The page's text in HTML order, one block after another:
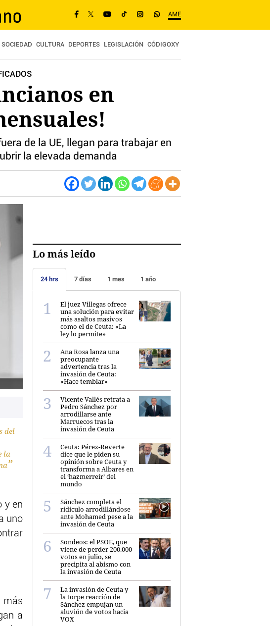
AME
SOCIEDAD CULTURA DEPORTES LEGISLACIÓN CÓDIGOXY
en
de la UE, llegan para trabajar en
la elevada demanda
del
la
y en
uno
a
Lo más leído
24 hrs 7 días 1 mes 1 año
El juez Villegas ofrece
una solución para evitar
más asaltos masivos
como el de Ceuta: «La
ley lo permite»
Ana Rosa lanza una
preocupante
advertencia tras la
invasión de Ceuta:
«Hace temblar»
Vicente Vallés retrata a
Pedro Sánchez por
arrodillarse ante
Marruecos tras la
invasión de Ceuta
Ceuta: Pérez-Reverte
dice que le piden su
opinión sobre Ceuta y
transforma a Albares en
el ‘hazmerreír’ del
mundo
Sánchez completa el
ridículo arrodillándose
ante Mohamed pese a la
invasión de Ceuta
Sondeos: el PSOE, que
viene de perder 200.000
votos en julio, se
precipita al abismo con
la invasión de Ceuta
La invasión de Ceuta y
la torpe reacción de
Sánchez empujan un
aluvión de votos hacia
VOX